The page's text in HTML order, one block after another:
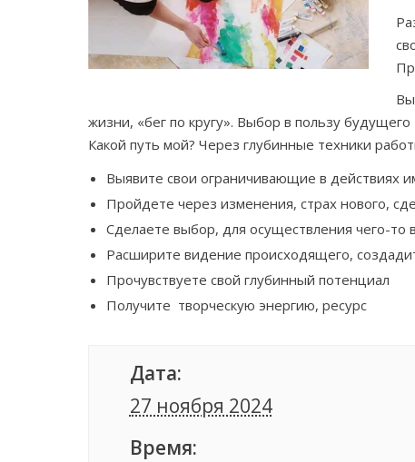
жизни, «бег по кругу». Выбор в пользу
Какой путь мой? Через глубинные техники
Выявите свои ограничивающие в действиях
Пройдете через изменения, страх нового,
Сделаете выбор, для осуществления чего-то
Расширите видение происходящего,
Прочувствуете свой глубинный потенциал
Получите творческую энергию, ресурс
Дата:
27 ноября 2024
Время: